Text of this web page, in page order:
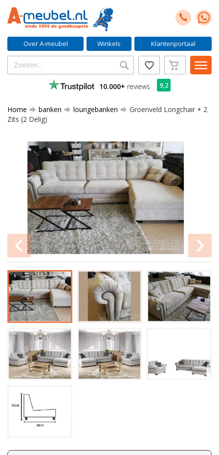
Over A-meubel Winkels Klantenportaal
10.000+ reviews 9,2
Home banken loungebanken
Groenveld Longchair + 2
Zits (2 Delig)